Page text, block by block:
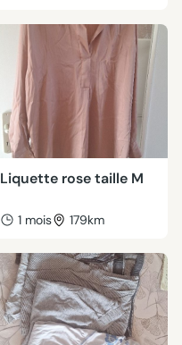
Liquette rose taille M
1 mois 179km